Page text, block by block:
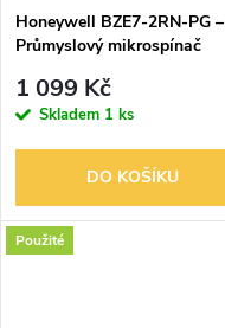
Honeywell BZE7-2RN-PG –
Průmyslový mikrospínač
1 099 Kč
Skladem 1 ks
DO KOŠÍKU
Použité